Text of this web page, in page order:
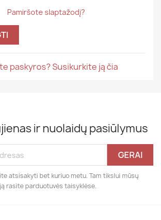
Pamiršote slaptažodį?
paskyros? Susikurkite ją čia
ir nuolaidų pasiūlymus
atsisakyti bet kuriuo metu. Tam tikslui mūsų
rasite parduotuvės taisyklėse.